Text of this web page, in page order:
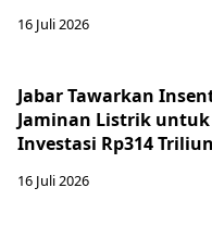
16 Juli 2026
Jabar Tawarkan
Jaminan Listrik untuk
Investasi Rp314 Triliun
16 Juli 2026